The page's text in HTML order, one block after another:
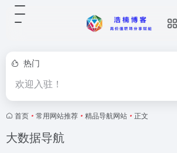
热门
欢迎入驻！
首页 • 常用网站推荐 • 精品导航网站 • 正文
大数据导航